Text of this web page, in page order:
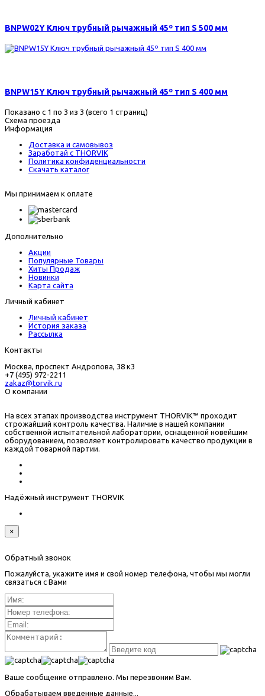
BNPW02Y Ключ трубный рычажный 45º тип S 500 мм
BNPW15Y Ключ трубный рычажный 45º тип S 400 мм
Показано с 1 по 3 из 3 (всего 1 страниц)
Схема проезда
Информация
Доставка и самовывоз
Заработай с THORVIK
Политика конфиденциальности
Скачать каталог
Мы принимаем к оплате
Дополнительно
Акции
Популярные Товары
Хиты Продаж
Новинки
Карта сайта
Личный кабинет
Личный кабинет
История заказа
Рассылка
Контакты
Москва, проспект Андропова, 38 к3
+7 (495) 972-2211
zakaz@torvik.ru
О компании
На всех этапах производства инструмент THORVIK™ проходит
строжайший контроль качества. Наличие в нашей компании
собственной испытательной лаборатории, оснащенной новейшим
оборудованием, позволяет контролировать качество продукции в
каждой товарной партии.
Надёжный инструмент THORVIK
×
Обратный звонок
Пожалуйста, укажите имя и свой номер телефона, чтобы мы могли
связаться с Вами
Ваше сообщение отправлено. Мы перезвоним Вам.
Обрабатываем введенные данные...